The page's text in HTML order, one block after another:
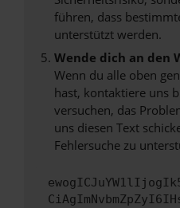
führen, dass
unterstützt werden.
Wende dich an den
Wenn du alle oben
hast, kontaktiere uns
versuchen, das
uns diesen Text
Fehlersuche zu